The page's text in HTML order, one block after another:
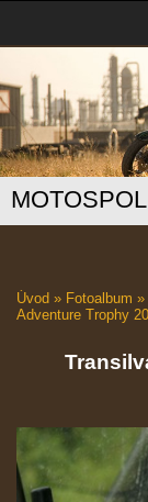
Úvod » Fotoalbum »
Adventure Trophy